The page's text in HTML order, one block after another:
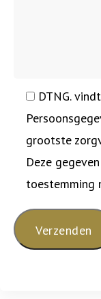
DTNG.
grootste
Deze
toestemming